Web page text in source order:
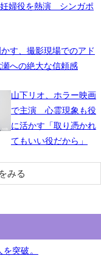
婦役を熱演 シンガポ
す、撮影現場でのアド
への絶大な信頼感
山下リオ、ホラー映画
で主演 心霊現象も役
に活かす「取り憑かれ
てもいい役だから」
みる
突破。